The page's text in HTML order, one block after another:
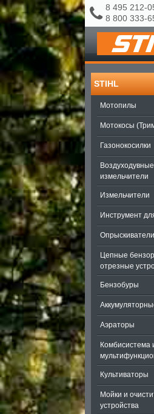
8 495 212-
8 800 333-
STIHL
Мотопилы
Мотокосы
Газонокосилки
измельчители
Измельчители
Инструмент
Цепные
отрезные
Бензобуры
Аэраторы
Комбисистема
Культиваторы
Мойки и
устройства